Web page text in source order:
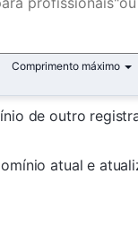
Comprimento máximo
de outro
atual e